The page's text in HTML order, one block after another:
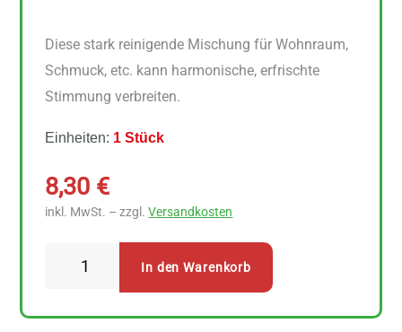
Diese stark reinigende Mischung für Wohnraum,
Schmuck, etc. kann harmonische, erfrischte
Stimmung verbreiten.
Einheiten: 1 Stück
8,30 €
inkl. MwSt. – zzgl.Versandkosten
In den Warenkorb